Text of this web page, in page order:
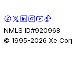
NMLS ID#920968.
© 1995-2026 Xe